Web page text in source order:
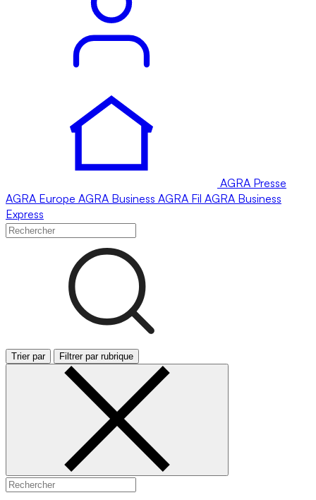
AGRA Presse
AGRA Europe AGRA Business AGRA Fil AGRA Business
Express
Trier par Filtrer par rubrique